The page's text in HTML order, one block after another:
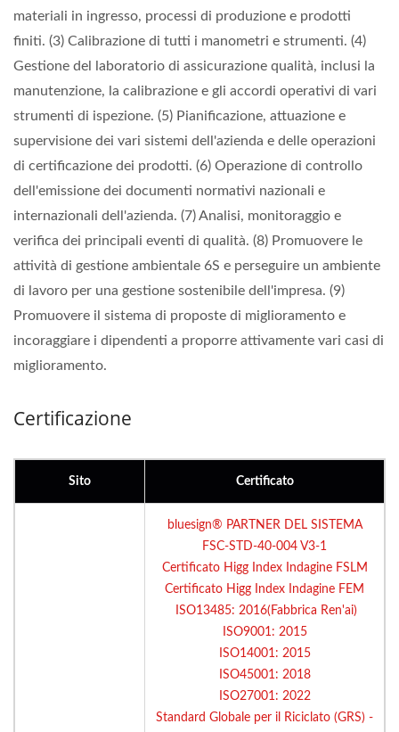
materiali in ingresso, processi di produzione e prodotti
finiti. (3) Calibrazione di tutti i manometri e strumenti. (4)
Gestione del laboratorio di assicurazione qualità, inclusi la
manutenzione, la calibrazione e gli accordi operativi di vari
strumenti di ispezione. (5) Pianificazione, attuazione e
supervisione dei vari sistemi dell'azienda e delle operazioni
di certificazione dei prodotti. (6) Operazione di controllo
dell'emissione dei documenti normativi nazionali e
internazionali dell'azienda. (7) Analisi, monitoraggio e
verifica dei principali eventi di qualità. (8) Promuovere le
attività di gestione ambientale 6S e perseguire un ambiente
di lavoro per una gestione sostenibile dell'impresa. (9)
Promuovere il sistema di proposte di miglioramento e
incoraggiare i dipendenti a proporre attivamente vari casi di
miglioramento.
Certificazione
Sito Certificato
bluesign® PARTNER DEL SISTEMA
FSC-STD-40-004 V3-1
Certificato Higg Index Indagine FSLM
Certificato Higg Index Indagine FEM
ISO13485: 2016(Fabbrica Ren'ai)
ISO9001: 2015
ISO14001: 2015
ISO45001: 2018
ISO27001: 2022
Standard Globale per il Riciclato (GRS) -